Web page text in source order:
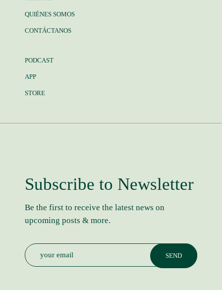
QUIÉNES SOMOS
CONTÁCTANOS
PODCAST
APP
STORE
Subscribe to Newsletter
Be the first to receive the latest news on
upcoming posts & more.